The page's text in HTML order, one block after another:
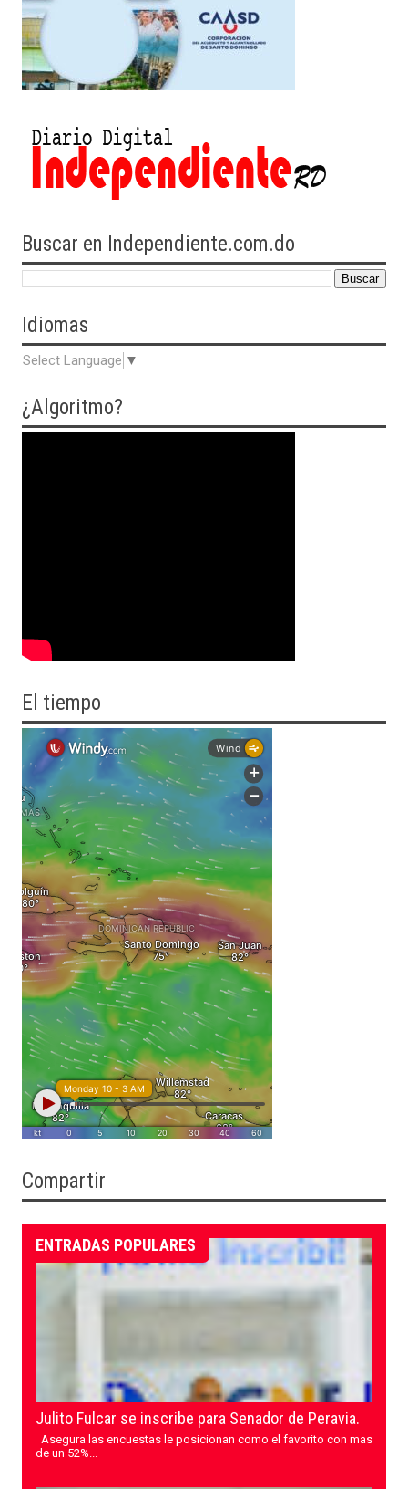
Buscar en Independiente.com.do
Idiomas
Select Language ▼
¿Algoritmo?
El tiempo
Compartir
ENTRADAS POPULARES
Julito Fulcar se inscribe para Senador de Peravia.
Asegura las encuestas le posicionan como el favorito con mas
de un 52%...